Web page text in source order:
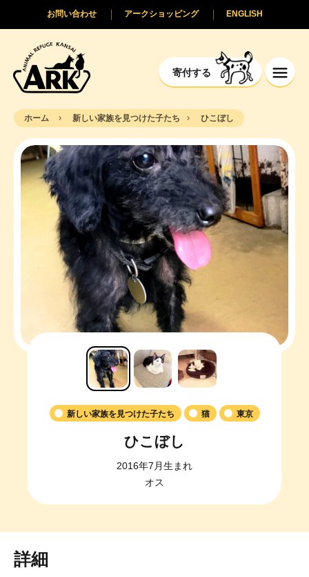
寄付する
ENGLISH
アークショッピング
お問い合わせ
ホーム 新しい家族を見つけた子たち ひこぼし
新しい家族を見つけた子たち 猫 東京
ひこぼし
2016年7月生まれ
オス
詳細